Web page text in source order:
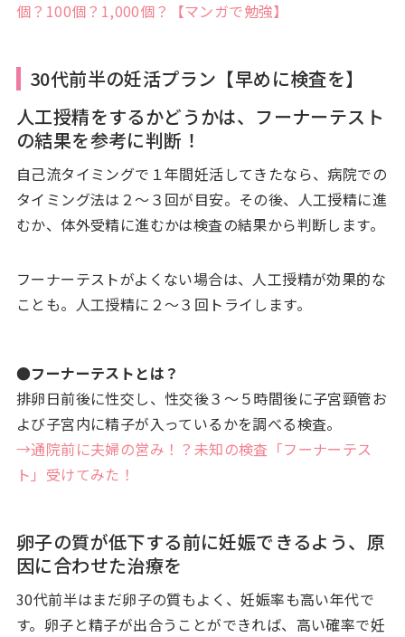
個？100個？1,000個？【マンガで勉強】
30代前半の妊活プラン【早めに検査を】
人工授精をするかどうかは、フーナーテスト
の結果を参考に判断！
自己流タイミングで１年間妊活してきたなら、病院での
タイミング法は２〜３回が目安。その後、人工授精に進
むか、体外受精に進むかは検査の結果から判断します。
フーナーテストがよくない場合は、人工授精が効果的な
ことも。人工授精に２〜３回トライします。
●フーナーテストとは？
排卵日前後に性交し、性交後３～５時間後に子宮頸管お
よび子宮内に精子が入っているかを調べる検査。
→通院前に夫婦の営み！？未知の検査「フーナーテス
ト」受けてみた！
卵子の質が低下する前に妊娠できるよう、原
因に合わせた治療を
30代前半はまだ卵子の質もよく、妊娠率も高い年代で
す。卵子と精子が出合うことができれば、高い確率で妊